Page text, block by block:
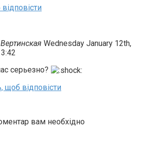
Wednesday January 12th,
серьезно?
щоб відповісти
вам необхідно